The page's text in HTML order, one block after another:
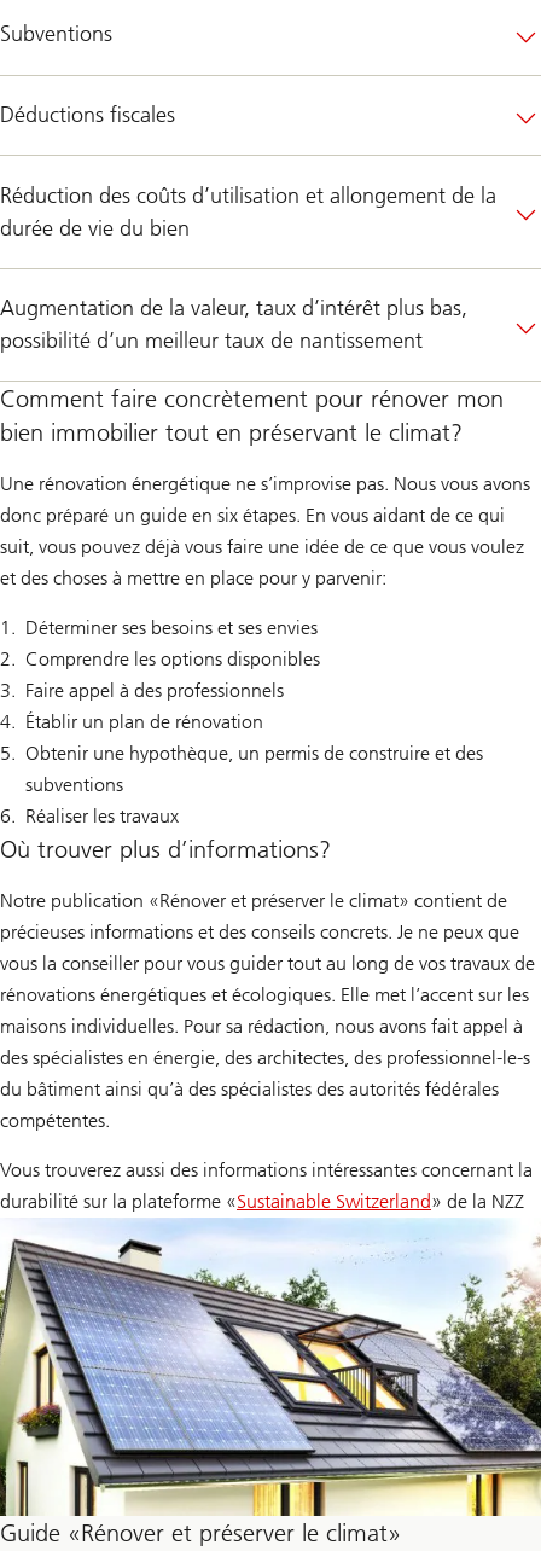
Subventions
Déductions fiscales
Réduction des coûts d’utilisation et allongement de la
durée de vie du bien
Augmentation de la valeur, taux d’intérêt plus bas,
possibilité d’un meilleur taux de nantissement
Comment faire concrètement pour rénover mon
bien immobilier tout en préservant le climat?
Une rénovation énergétique ne s’improvise pas. Nous vous avons
donc préparé un guide en six étapes. En vous aidant de ce qui
suit, vous pouvez déjà vous faire une idée de ce que vous voulez
et des choses à mettre en place pour y parvenir:
Déterminer ses besoins et ses envies
Comprendre les options disponibles
Faire appel à des professionnels
Établir un plan de rénovation
Obtenir une hypothèque, un permis de construire et des
subventions
Réaliser les travaux
Où trouver plus d’informations?
Notre publication «Rénover et préserver le climat» contient de
précieuses informations et des conseils concrets. Je ne peux que
vous la conseiller pour vous guider tout au long de vos travaux de
rénovations énergétiques et écologiques. Elle met l’accent sur les
maisons individuelles. Pour sa rédaction, nous avons fait appel à
des spécialistes en énergie, des architectes, des professionnel-le-s
du bâtiment ainsi qu’à des spécialistes des autorités fédérales
compétentes.
Vous trouverez aussi des informations intéressantes concernant la
durabilité sur la plateforme «Sustainable Switzerland» de la NZZ
Guide «Rénover et préserver le climat»